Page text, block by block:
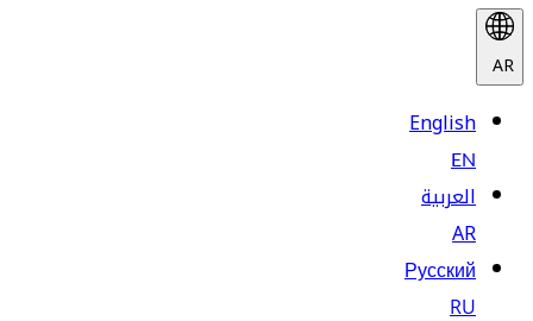
AR
English
EN
العربية
AR
Русский
RU